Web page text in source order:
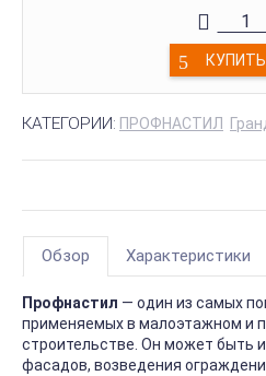
КУПИТЬ
КАТЕГОРИИ: ПРОФНАСТИЛ
Обзор Характеристики
Профнастил — один из самых
применяемых в малоэтажном и
строительстве. Он может быть
фасадов, возведения